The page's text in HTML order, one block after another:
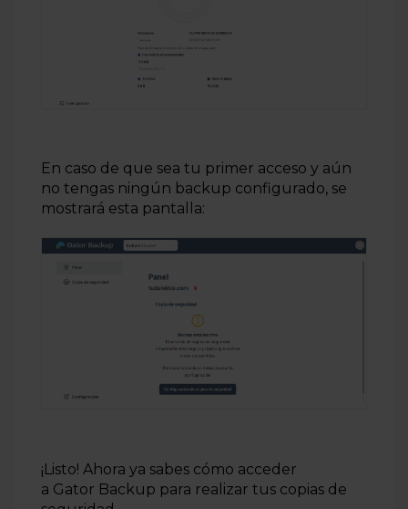
En caso de que sea tu primer acceso y aún
no tengas ningún backup configurado, se
mostrará esta pantalla:
¡Listo! Ahora ya sabes cómo acceder
a Gator Backup para realizar tus copias de